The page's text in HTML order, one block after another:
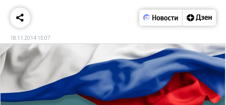
18.11.2014 15:07